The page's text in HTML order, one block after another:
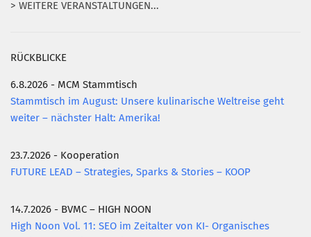
> WEITERE VERANSTALTUNGEN...
RÜCKBLICKE
6.8.2026 - MCM Stammtisch
Stammtisch im August: Unsere kulinarische Weltreise geht
weiter – nächster Halt: Amerika!
23.7.2026 - Kooperation
FUTURE LEAD – Strategies, Sparks & Stories – KOOP
14.7.2026 - BVMC – HIGH NOON
High Noon Vol. 11: SEO im Zeitalter von KI- Organisches